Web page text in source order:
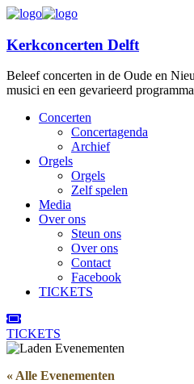
Kerkconcerten Delft
Beleef concerten in de Oude en
musici en een gevarieerd
Concerten
Concertagenda
Archief
Orgels
Orgels
Zelf spelen
Media
Over ons
Steun ons
Over ons
Contact
Facebook
TICKETS
TICKETS
« Alle Evenementen